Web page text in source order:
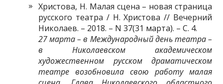
Христова, Н. Малая сцена – новая страница
русского театра / Н. Христова // Вечерний
Николаев. – 2018. – N 37(31 марта). – С. 4.
27 марта – в Международный день театра –
в Николаевском академическом
художественном русском драматическом
театре возобновила свою работу малая